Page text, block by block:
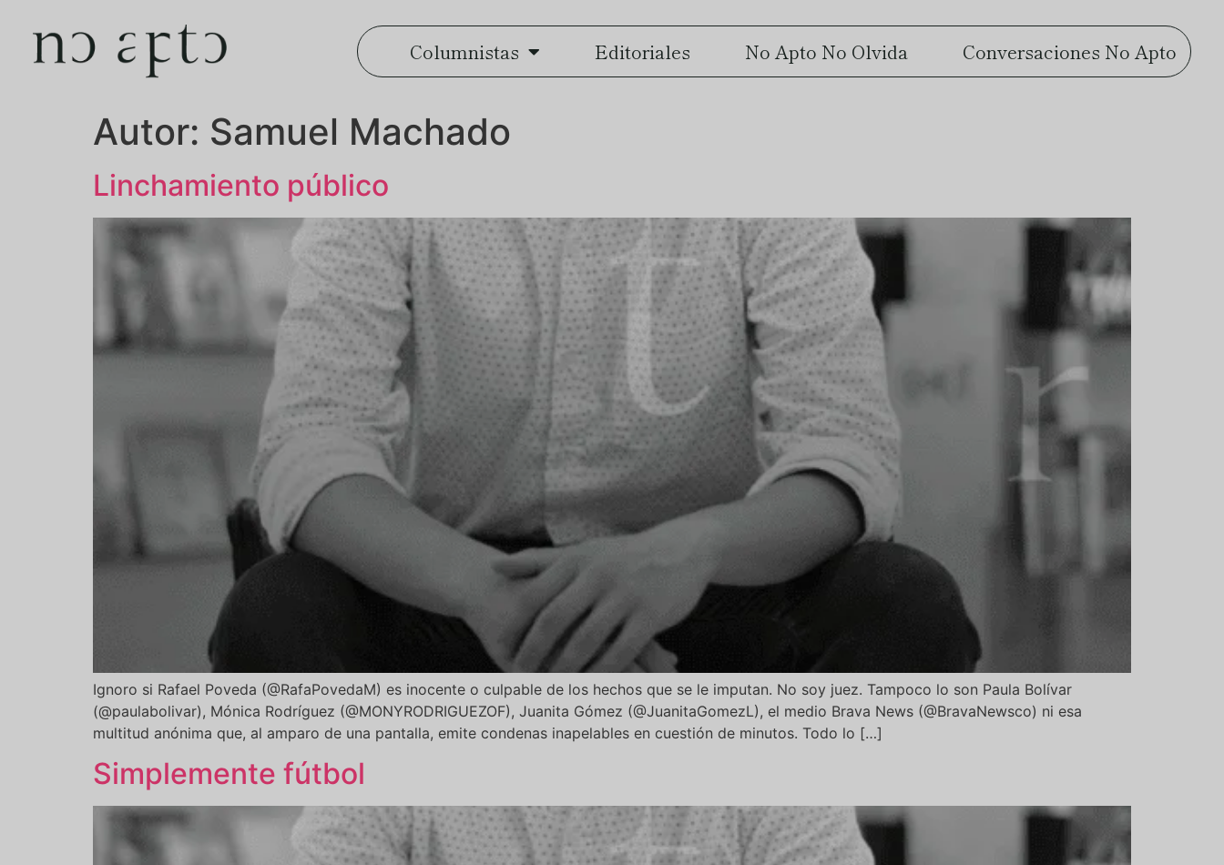
Columnistas Editoriales No Apto No Olvida Conversaciones No Apto
Autor: Samuel Machado
Linchamiento público
Ignoro si Rafael Poveda (@RafaPovedaM) es inocente o culpable de los hechos que se le imputan. No soy juez. Tampoco lo son Paula Bolívar
(@paulabolivar), Mónica Rodríguez (@MONYRODRIGUEZOF), Juanita Gómez (@JuanitaGomezL), el medio Brava News (@BravaNewsco) ni esa
multitud anónima que, al amparo de una pantalla, emite condenas inapelables en cuestión de minutos. Todo lo […]
Simplemente fútbol